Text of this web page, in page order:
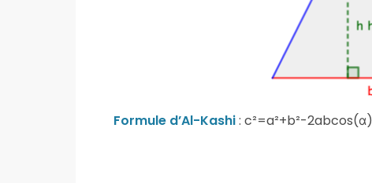
Formule d’Al-Kashi: c²=a²+b²-2abcos(α)